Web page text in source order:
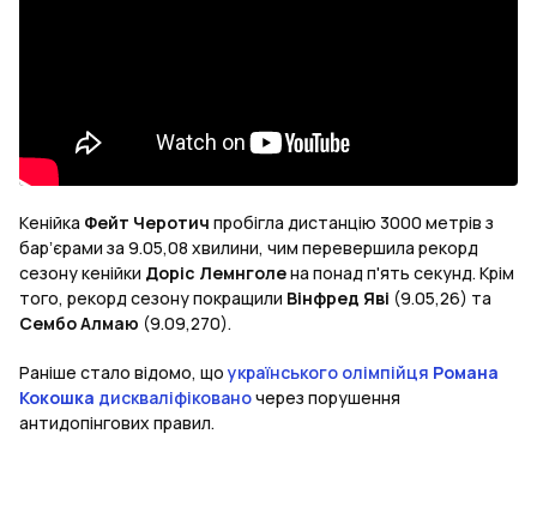
Кенійка Фейт Черотич пробігла дистанцію 3000 метрів з
барʼєрами за 9.05,08 хвилини, чим перевершила рекорд
сезону кенійки Доріс Лемнголена понад п'ять секунд. Крім
того, рекорд сезону покращили Вінфред Яві (9.05,26) та
Сембо Алмаю (9.09,270).
Раніше стало відомо, що українського олімпійця Романа
Кокошка дискваліфікованочерез порушення
антидопінгових правил.